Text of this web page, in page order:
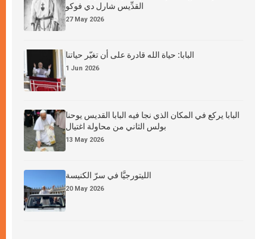
القدِّيس شارل دي فوكو
27 May 2026
البابا: حياة الله قادرة على أن تغيّر حياتنا
1 Jun 2026
البابا يركع في المكان الذي نجا فيه البابا القديس يوحنا
بولس الثاني من محاولة اغتيال
13 May 2026
الليتورجيَّا في سرّ الكنيسة
20 May 2026